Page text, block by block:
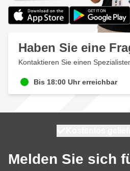
Haben Sie eine
Kontaktieren Sie einen
Bis 18:00 Uhr erreichbar
Melden Sie sich